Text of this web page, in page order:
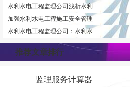
水利水电工程监理公司浅析水利
加强水利水电工程施工安全管理
水利水电工程监理公司：水利水
推荐文章排行
监理服务计算器